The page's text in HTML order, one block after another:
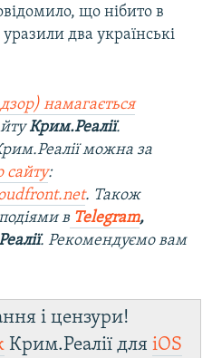
що нібито в
два українські
намагається
Крим.Реалії.
можна за
сайту:
. Також
в Telegram,
. Рекомендуємо вам
і цензури!
Крим.Реалії для iOS